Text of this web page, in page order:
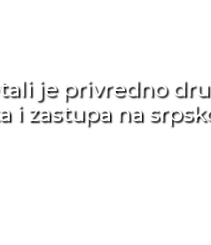
je privredno
i zastupa na